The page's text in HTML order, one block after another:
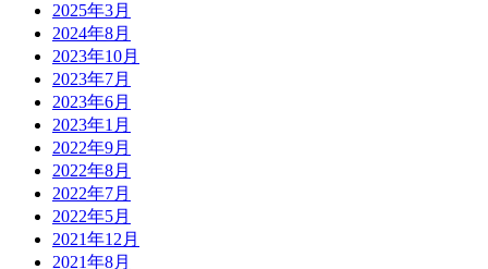
2025年3月
2024年8月
2023年10月
2023年7月
2023年6月
2023年1月
2022年9月
2022年8月
2022年7月
2022年5月
2021年12月
2021年8月